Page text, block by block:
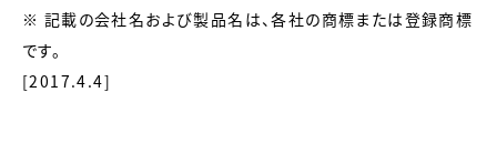
※ 記載の会社名および製品名は、各社の商標または登録商標
です。
[2017.4.4]